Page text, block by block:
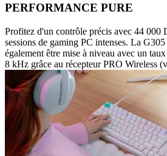
PERFORMANCE PURE
Profitez d'un contrôle précis avec 44 000
sessions de gaming PC intenses. La
également être mise à niveau avec un
8 kHz grâce au récepteur PRO Wireless